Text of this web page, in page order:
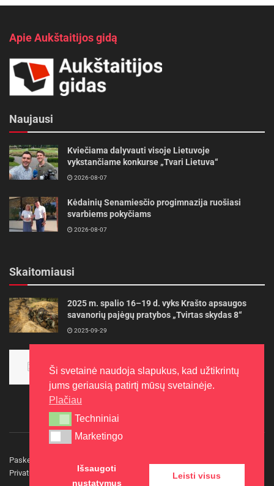
Apie Aukštaitijos gidą
Naujausi
Kviečiama dalyvauti visoje Lietuvoje
vykstančiame konkurse „Tvari Lietuva“
2026-08-07
Kėdainių Senamiesčio progimnazija ruošiasi
svarbiems pokyčiams
2026-08-07
Skaitomiausi
2025 m. spalio 16–19 d. vyks Krašto apsaugos
savanorių pajėgų pratybos „Tvirtas skydas 8“
2025-09-29
aukso
2015-10-30
Paskelbkite naujieną
Privatumo politika
Kontaktai
Ši svetainė naudoja slapukus, kad užtikrintų
jums geriausią patirtį mūsų svetainėje.
Plačiau
Techniniai
Techniniai
Marketingo
Marketingo
Išsaugoti
nustatymus
Leisti visus